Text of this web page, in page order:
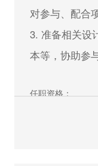
对参与、配合
3. 准备相关设
本等，协助参
任职资格：
2. 建筑设计